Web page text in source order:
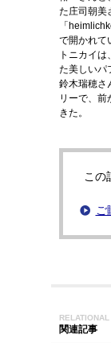
た庄司朝美
「
で開かれて
トニカイ
た美しいパ
鈴木瑞穂さ
リーで、前
きた。
この
ご
関連記事